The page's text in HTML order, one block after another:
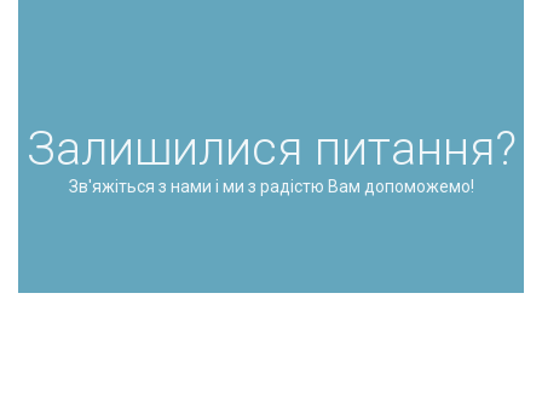
Залишилися питання?
Зв'яжіться з нами і ми з радістю Вам допоможемо!